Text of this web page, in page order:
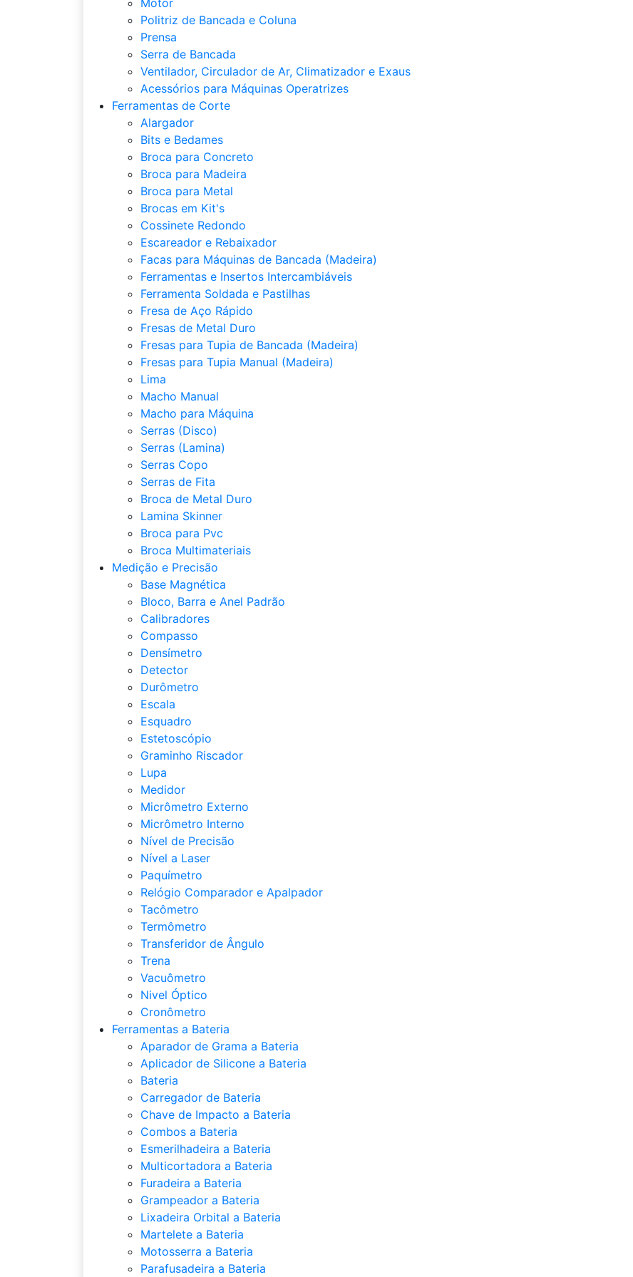
Motor
Politriz de Bancada e Coluna
Prensa
Serra de Bancada
Ventilador, Circulador de Ar, Climatizador e Exaus
Acessórios para Máquinas Operatrizes
Ferramentas de Corte
Alargador
Bits e Bedames
Broca para Concreto
Broca para Madeira
Broca para Metal
Brocas em Kit's
Cossinete Redondo
Escareador e Rebaixador
Facas para Máquinas de Bancada (Madeira)
Ferramentas e Insertos Intercambiáveis
Ferramenta Soldada e Pastilhas
Fresa de Aço Rápido
Fresas de Metal Duro
Fresas para Tupia de Bancada (Madeira)
Fresas para Tupia Manual (Madeira)
Lima
Macho Manual
Macho para Máquina
Serras (Disco)
Serras (Lamina)
Serras Copo
Serras de Fita
Broca de Metal Duro
Lamina Skinner
Broca para Pvc
Broca Multimateriais
Medição e Precisão
Base Magnética
Bloco, Barra e Anel Padrão
Calibradores
Compasso
Densímetro
Detector
Durômetro
Escala
Esquadro
Estetoscópio
Graminho Riscador
Lupa
Medidor
Micrômetro Externo
Micrômetro Interno
Nível de Precisão
Nível a Laser
Paquímetro
Relógio Comparador e Apalpador
Tacômetro
Termômetro
Transferidor de Ângulo
Trena
Vacuômetro
Nivel Óptico
Cronômetro
Ferramentas a Bateria
Aparador de Grama a Bateria
Aplicador de Silicone a Bateria
Bateria
Carregador de Bateria
Chave de Impacto a Bateria
Combos a Bateria
Esmerilhadeira a Bateria
Multicortadora a Bateria
Furadeira a Bateria
Grampeador a Bateria
Lixadeira Orbital a Bateria
Martelete a Bateria
Motosserra a Bateria
Parafusadeira a Bateria